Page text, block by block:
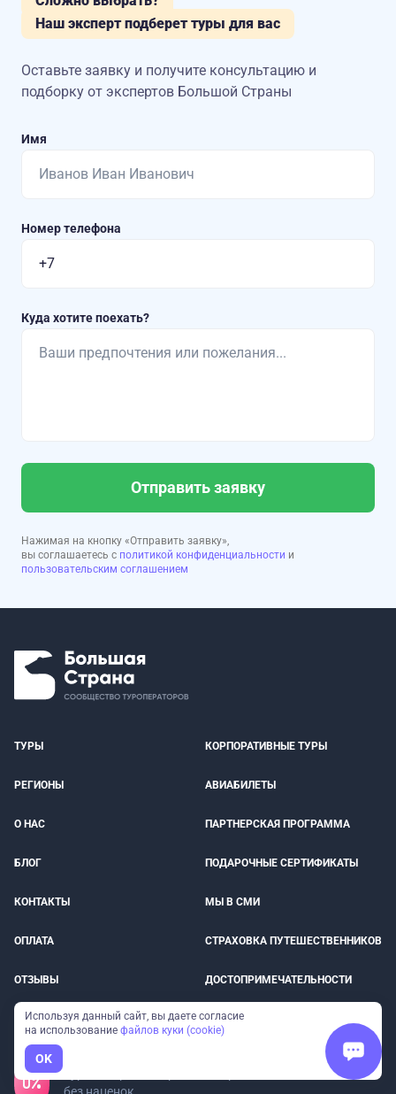
Наш эксперт подберет туры для вас
Оставьте заявку и получите консультацию и
подборку от экспертов Большой Страны
Имя
Номер телефона
Куда хотите поехать?
Отправить заявку
Нажимая на кнопку «Отправить заявку»,
вы соглашаетесь с политикой конфиденциальности и
пользовательским соглашением
ТУРЫ КОРПОРАТИВНЫЕ ТУРЫ
РЕГИОНЫ АВИАБИЛЕТЫ
О НАС ПАРТНЕРСКАЯ ПРОГРАММА
БЛОГ ПОДАРОЧНЫЕ СЕРТИФИКАТЫ
КОНТАКТЫ МЫ В СМИ
ОПЛАТА СТРАХОВКА ПУТЕШЕСТВЕННИКОВ
ОТЗЫВЫ ДОСТОПРИМЕЧАТЕЛЬНОСТИ
ВЕБИНАРЫ
без наценок
Используя данный сайт, вы даете согласие
на использование файлов куки (cookie)
OK